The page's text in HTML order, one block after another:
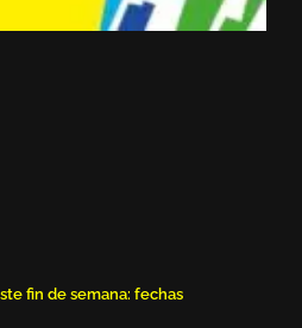
fin de semana: fechas